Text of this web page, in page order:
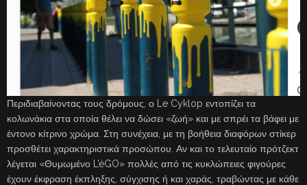
Περιδιαβαίνοντας τους δρόμους, ο Le Cyklop εντοπίζει τα
κολωνάκια στα οποία θέλει να δώσει «ζωή» και με σπρέι τα βάφει με
έντονο κίτρινο χρώμα. Στη συνέχεια, με τη βοήθεια διαφόρων στίκερ
προσθέτει χαρακτηριστικά προσώπου. Αν και το τελευταίο πρότζεκτ
λέγεται «Θυμωμένο L’éGO» πολλές από τις κυκλώπειες φιγούρες
έχουν έκφραση έκπληξης, σύγχισης ή και χαράς, τραβώντας με κάθε